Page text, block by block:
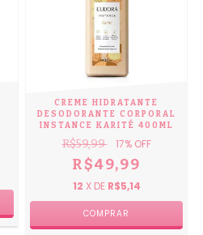
CREME HIDRATANTE
DESODORANTE CORPORAL
INSTANCE KARITÉ 400ML
R$59,99 17% OFF
R$49,99
12 X DE R$5,14